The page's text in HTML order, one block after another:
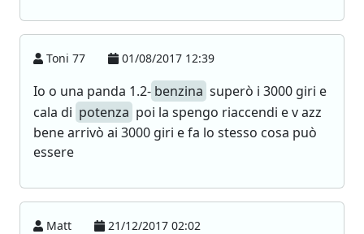
Toni 77 01/08/2017 12:39
Io o una panda 1.2- benzina superò i 3000 giri e
cala di potenza poi la spengo riaccendi e v azz
bene arrivò ai 3000 giri e fa lo stesso cosa può
essere
Matt 21/12/2017 02:02